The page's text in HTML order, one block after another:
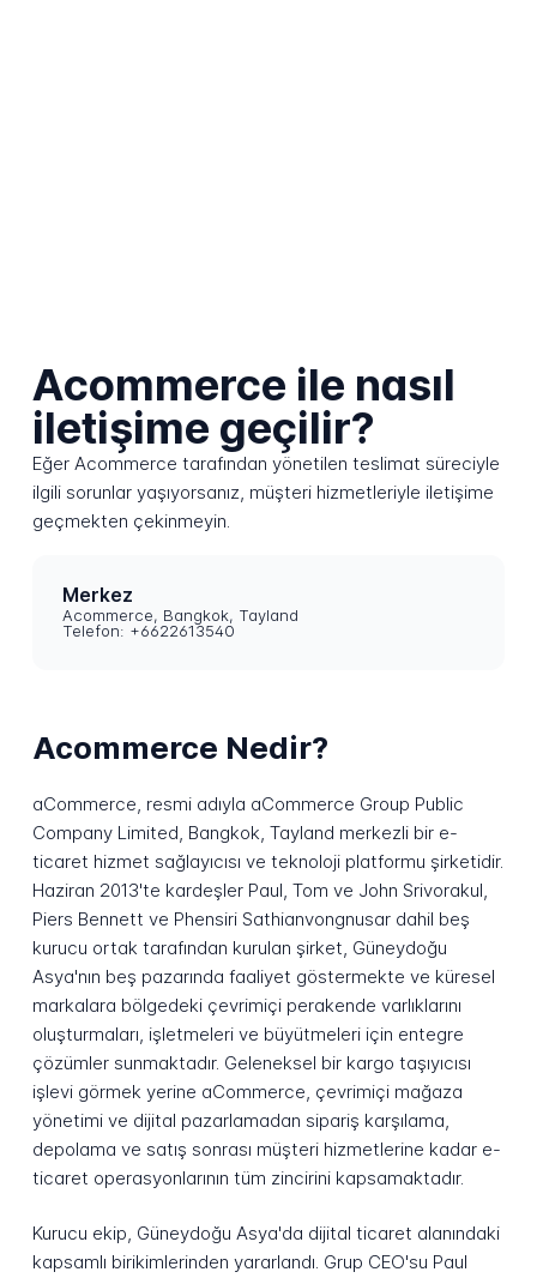
Acommerce ile nasıl
iletişime geçilir?
Eğer Acommerce tarafından yönetilen teslimat süreciyle
ilgili sorunlar yaşıyorsanız, müşteri hizmetleriyle iletişime
geçmekten çekinmeyin.
Merkez
Acommerce, Bangkok, Tayland
Telefon: +6622613540
Acommerce Nedir?
aCommerce, resmi adıyla aCommerce Group Public
Company Limited, Bangkok, Tayland merkezli bir e-
ticaret hizmet sağlayıcısı ve teknoloji platformu şirketidir.
Haziran 2013'te kardeşler Paul, Tom ve John Srivorakul,
Piers Bennett ve Phensiri Sathianvongnusar dahil beş
kurucu ortak tarafından kurulan şirket, Güneydoğu
Asya'nın beş pazarında faaliyet göstermekte ve küresel
markalara bölgedeki çevrimiçi perakende varlıklarını
oluşturmaları, işletmeleri ve büyütmeleri için entegre
çözümler sunmaktadır. Geleneksel bir kargo taşıyıcısı
işlevi görmek yerine aCommerce, çevrimiçi mağaza
yönetimi ve dijital pazarlamadan sipariş karşılama,
depolama ve satış sonrası müşteri hizmetlerine kadar e-
ticaret operasyonlarının tüm zincirini kapsamaktadır.
Kurucu ekip, Güneydoğu Asya'da dijital ticaret alanındaki
kapsamlı birikimlerinden yararlandı. Grup CEO'su Paul